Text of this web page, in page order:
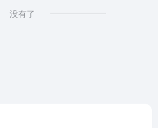
没有了